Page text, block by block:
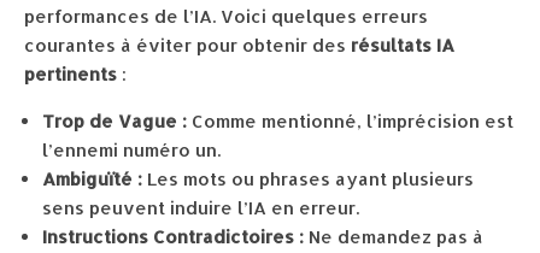
performances de l’IA. Voici quelques erreurs
courantes à éviter pour obtenir des résultats IA
pertinents :
Trop de Vague : Comme mentionné, l’imprécision est
l’ennemi numéro un.
Ambiguïté : Les mots ou phrases ayant plusieurs
sens peuvent induire l’IA en erreur.
Instructions Contradictoires : Ne demandez pas à